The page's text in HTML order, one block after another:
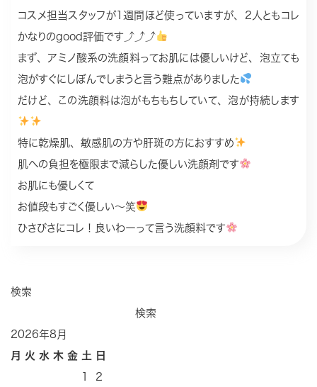
コスメ担当スタッフが1週間ほど使っていますが、2人ともコレ
かなりのgood評価です⤴︎⤴︎⤴︎
まず、アミノ酸系の洗顔料ってお肌には優しいけど、泡立ても
泡がすぐにしぼんでしまうと言う難点がありました
だけど、この洗顔料は泡がもちもちしていて、泡が持続します
特に乾燥肌、敏感肌の方や肝斑の方におすすめ
肌への負担を極限まで減らした優しい洗顔剤です
お肌にも優しくて
お値段もすごく優しい〜笑
ひさびさにコレ！良いわーって言う洗顔料です
検索
検索
2026年8月
月
火 水 木 金 土
日
2